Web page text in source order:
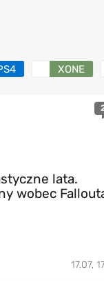
XONE
lata.
wobec
17.07,